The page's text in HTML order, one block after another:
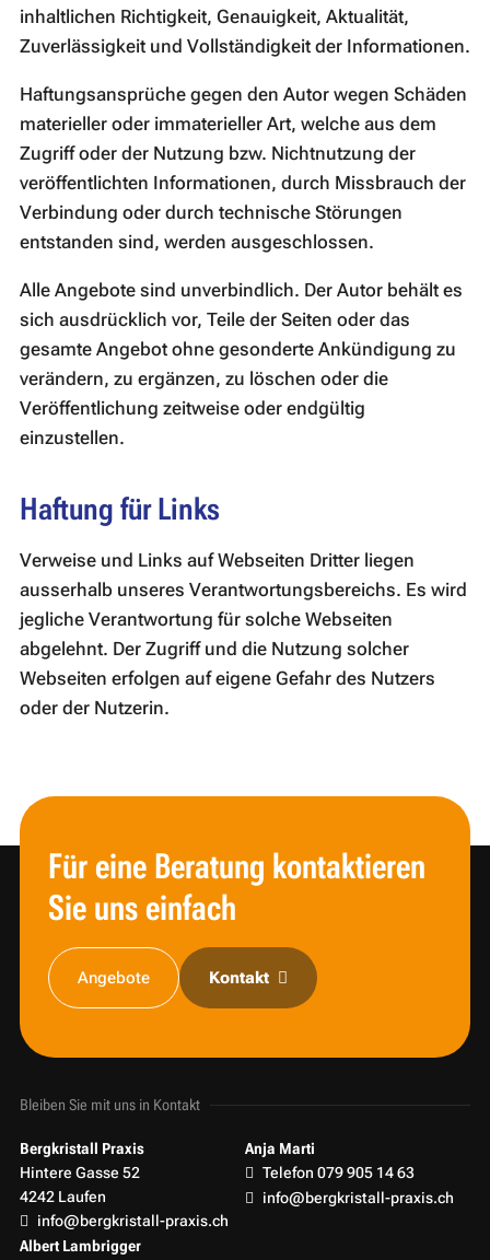
inhaltlichen Richtigkeit, Genauigkeit, Aktualität,
Zuverlässigkeit und Vollständigkeit der Informationen.
Haftungsansprüche gegen den Autor wegen Schäden
materieller oder immaterieller Art, welche aus dem
Zugriff oder der Nutzung bzw. Nichtnutzung der
veröffentlichten Informationen, durch Missbrauch der
Verbindung oder durch technische Störungen
entstanden sind, werden ausgeschlossen.
Alle Angebote sind unverbindlich. Der Autor behält es
sich ausdrücklich vor, Teile der Seiten oder das
gesamte Angebot ohne gesonderte Ankündigung zu
verändern, zu ergänzen, zu löschen oder die
Veröffentlichung zeitweise oder endgültig
einzustellen.
Haftung für Links
Verweise und Links auf Webseiten Dritter liegen
ausserhalb unseres Verantwortungsbereichs. Es wird
jegliche Verantwortung für solche Webseiten
abgelehnt. Der Zugriff und die Nutzung solcher
Webseiten erfolgen auf eigene Gefahr des Nutzers
oder der Nutzerin.
Für eine Beratung kontaktieren
Sie uns einfach
Angebote Kontakt
Bleiben Sie mit uns in Kontakt
Bergkristall Praxis
Hintere Gasse 52
4242 Laufen
info@bergkristall-praxis.ch
Anja Marti
Telefon 079 905 14 63
info@bergkristall-praxis.ch
Albert Lambrigger